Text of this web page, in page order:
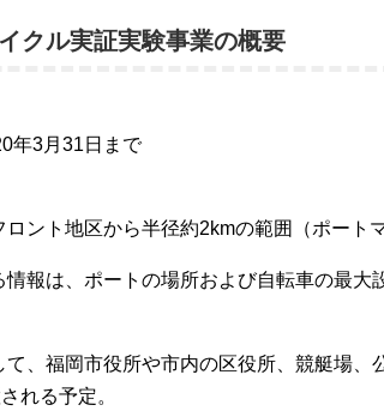
クル実証実験事業の概要
年3月31日まで
ント地区から半径約2kmの範囲（ポート
報は、ポートの場所および自転車の最大
、福岡市役所や市内の区役所、競艇場、
れる予定。